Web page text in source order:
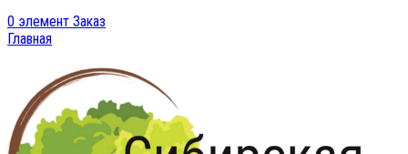
0 элемент Заказ
Главная